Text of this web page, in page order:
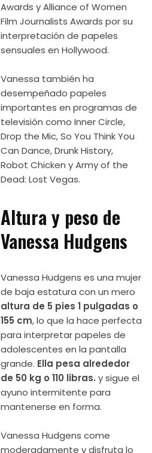
Awards y Alliance of Women
Film Journalists Awards por su
interpretación de papeles
sensuales en Hollywood.
Vanessa también ha
desempeñado papeles
importantes en programas de
televisión como Inner Circle,
Drop the Mic, So You Think You
Can Dance, Drunk History,
Robot Chicken y Army of the
Dead: Lost Vegas.
Altura y peso de
Vanessa Hudgens
Vanessa Hudgens es una mujer
de baja estatura con un mero
altura de 5 pies 1 pulgadas o
155 cm, lo que la hace perfecta
para interpretar papeles de
adolescentes en la pantalla
grande. Ella pesa alrededor
de 50 kg o 110 libras. y sigue el
ayuno intermitente para
mantenerse en forma.
Vanessa Hudgens come
moderadamente y disfruta lo